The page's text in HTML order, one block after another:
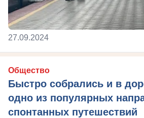
27.09.2024
Общество
Быстро собрались и в
одно из популярных
спонтанных путешествий